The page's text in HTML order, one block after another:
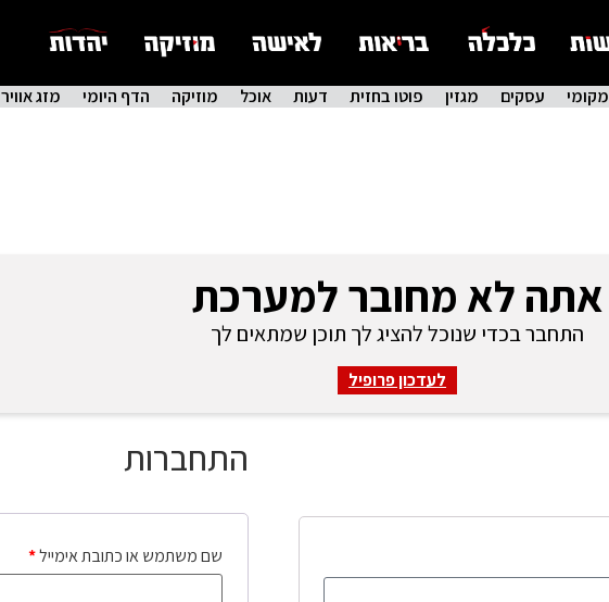
מקומי עסקים מגזין פוטו בחזית דעות אוכל מוזיקה הדף היומי מזג אוויר
אתה לא מחובר למערכת
התחבר בכדי שנוכל להציג לך תוכן שמתאים לך
לעדכון פרופיל
התחברות
שם משתמש או כתובת אימייל*